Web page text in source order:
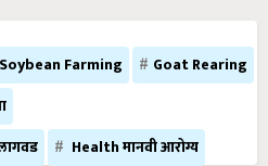
Soybean Farming
Goat Rearing
Health मानवी आरोग्य